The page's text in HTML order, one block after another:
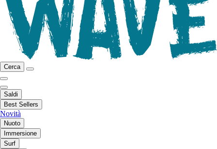
Cerca
Saldi
Best Sellers
Novità
Nuoto
Immersione
Surf